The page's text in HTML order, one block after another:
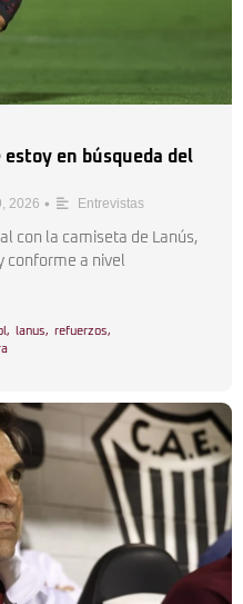
estoy en búsqueda del
2026 • Entrevistas
con la camiseta de Lanús,
conforme a nivel
, lanus, refuerzos,